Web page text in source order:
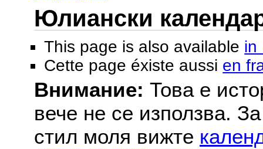
Юлиански
This page is also available in
Cette page éxiste aussi en
Внимание: Това е
вече не се използва.
стил моля вижте